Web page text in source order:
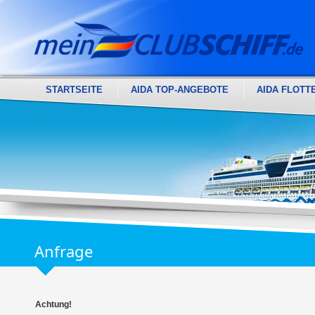
STARTSEITE AIDA TOP-ANGEBOTE AIDA
Anfrage
Achtung!